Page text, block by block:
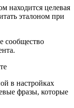
находится целевая
эталоном при
сообщество
в настройках
фразы, которые